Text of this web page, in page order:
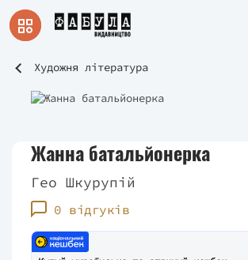
Художня література
Жанна батальйонерка
Гео Шкурупій
0 відгуків